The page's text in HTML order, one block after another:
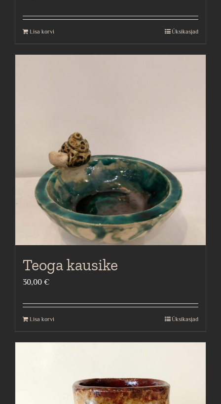
Lisa korvi Üksikasjad
Teoga kausike
30,00 €
Lisa korvi Üksikasjad